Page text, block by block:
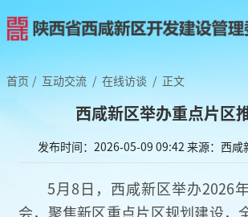
首页 / 互动交流 / 在线访谈 / 正文
西咸新区举办重点片区
发布时间：2026-05-09 09:42 来源：西咸
5月8日，西咸新区举办2026
会，聚焦新区重点片区规划建设，